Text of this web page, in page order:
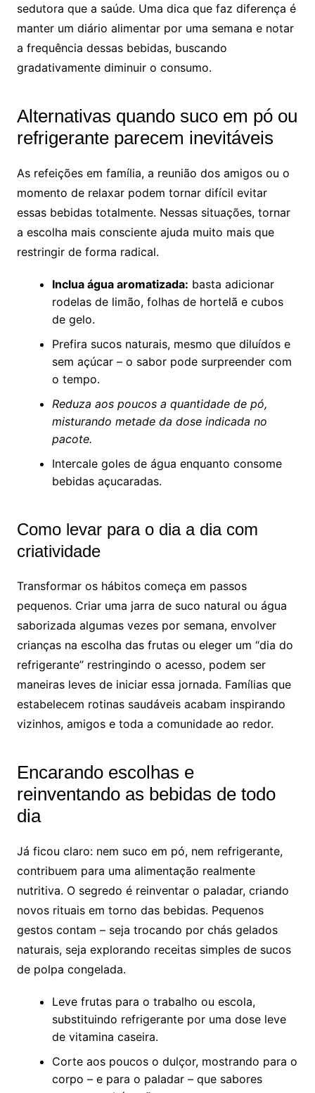
sedutora que a saúde. Uma dica que faz diferença é
manter um diário alimentar por uma semana e notar
a frequência dessas bebidas, buscando
gradativamente diminuir o consumo.
Alternativas quando suco em pó ou
refrigerante parecem inevitáveis
As refeições em família, a reunião dos amigos ou o
momento de relaxar podem tornar difícil evitar
essas bebidas totalmente. Nessas situações, tornar
a escolha mais consciente ajuda muito mais que
restringir de forma radical.
Inclua água aromatizada: basta adicionar
rodelas de limão, folhas de hortelã e cubos
de gelo.
Prefira sucos naturais, mesmo que diluídos e
sem açúcar – o sabor pode surpreender com
o tempo.
Reduza aos poucos a quantidade de pó,
misturando metade da dose indicada no
pacote.
Intercale goles de água enquanto consome
bebidas açucaradas.
Como levar para o dia a dia com
criatividade
Transformar os hábitos começa em passos
pequenos. Criar uma jarra de suco natural ou água
saborizada algumas vezes por semana, envolver
crianças na escolha das frutas ou eleger um “dia do
refrigerante” restringindo o acesso, podem ser
maneiras leves de iniciar essa jornada. Famílias que
estabelecem rotinas saudáveis acabam inspirando
vizinhos, amigos e toda a comunidade ao redor.
Encarando escolhas e
reinventando as bebidas de todo
dia
Já ficou claro: nem suco em pó, nem refrigerante,
contribuem para uma alimentação realmente
nutritiva. O segredo é reinventar o paladar, criando
novos rituais em torno das bebidas. Pequenos
gestos contam – seja trocando por chás gelados
naturais, seja explorando receitas simples de sucos
de polpa congelada.
Leve frutas para o trabalho ou escola,
substituindo refrigerante por uma dose leve
de vitamina caseira.
Corte aos poucos o dulçor, mostrando para o
corpo – e para o paladar – que sabores